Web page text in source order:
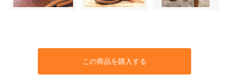
8 1/2C
55,000円(税込)
この商品を購入する